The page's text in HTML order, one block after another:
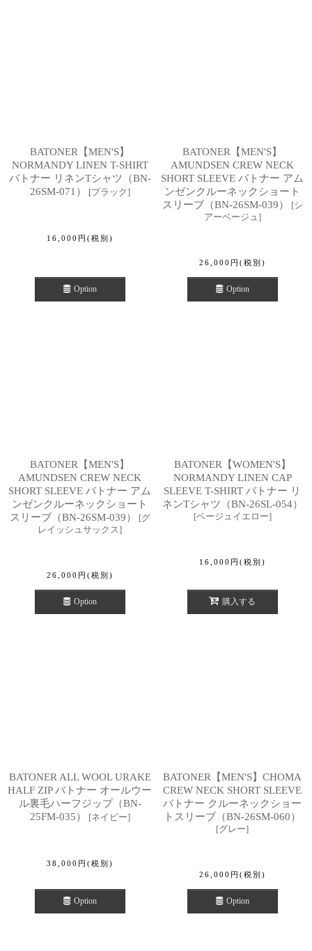
BATONER【MEN'S】
NORMANDY LINEN T-SHIRT
バトナー リネンTシャツ（BN-
26SM-071）
[ブラック]
16,000 円 (税別)
Option
BATONER【MEN'S】
AMUNDSEN CREW NECK
SHORT SLEEVE バトナー アム
ンゼンクルーネックショート
スリーブ（BN-26SM-039）
[シ
アーベージュ ]
26,000 円 (税別)
Option
BATONER【MEN'S】
AMUNDSEN CREW NECK
SHORT SLEEVE バトナー アム
ンゼンクルーネックショート
スリーブ（BN-26SM-039）
[グ
レイッシュサックス]
26,000 円 (税別)
Option
BATONER【WOMEN'S】
NORMANDY LINEN CAP
SLEEVE T-SHIRT バトナー リ
ネンTシャツ（BN-26SL-054）
[ベージュイエロー]
16,000 円 (税別)
購入する
BATONER ALL WOOL URAKE
HALF ZIP バトナー オールウー
ル裏毛ハーフジップ（BN-
25FM-035）
[ネイビー]
38,000 円 (税別)
Option
BATONER【MEN'S】CHOMA
CREW NECK SHORT SLEEVE
バトナー クルーネックショー
トスリーブ（BN-26SM-060）
[グレー]
26,000 円 (税別)
Option